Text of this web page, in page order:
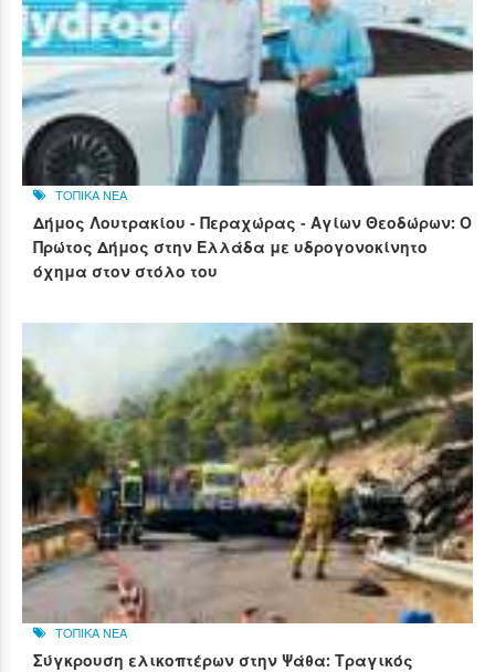
ΤΟΠΙΚΑ ΝΕΑ
Δήμος Λουτρακίου - Περαχώρας - Αγίων Θεοδώρων: Ο
Πρώτος Δήμος στην Ελλάδα με υδρογονοκίνητο
όχημα στον στόλο του
ΤΟΠΙΚΑ ΝΕΑ
Σύγκρουση ελικοπτέρων στην Ψάθα: Τραγικός